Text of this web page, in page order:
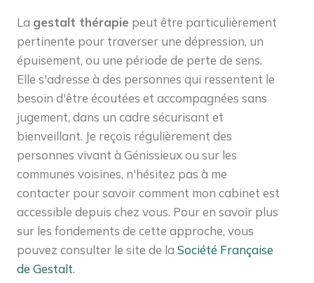
La gestalt thérapie peut être particulièrement
pertinente pour traverser une dépression, un
épuisement, ou une période de perte de sens.
Elle s'adresse à des personnes qui ressentent le
besoin d'être écoutées et accompagnées sans
jugement, dans un cadre sécurisant et
bienveillant. Je reçois régulièrement des
personnes vivant à Génissieux ou sur les
communes voisines, n'hésitez pas à me
contacter pour savoir comment mon cabinet est
accessible depuis chez vous. Pour en savoir plus
sur les fondements de cette approche, vous
pouvez consulter le site de laSociété Française
de Gestalt.